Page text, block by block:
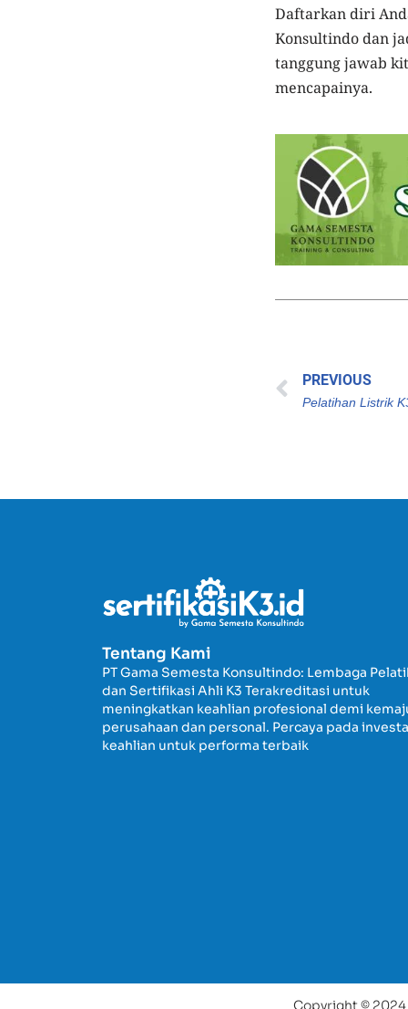
Daftarkan diri
Konsultindo dan
tanggung jawab
mencapainya.
PREVIOUS
Pelatihan Listrik
Tentang Kami
PT Gama Semesta Konsultindo: Lembaga
dan Sertifikasi Ahli K3 Terakreditasi untuk
meningkatkan keahlian profesional demi
perusahaan dan personal. Percaya pada
keahlian untuk performa terbaik
Copyright © 2024